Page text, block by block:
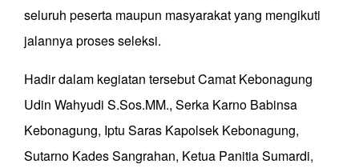
seluruh peserta maupun masyarakat yang mengikuti
jalannya proses seleksi.
Hadir dalam kegiatan tersebut Camat Kebonagung
Udin Wahyudi S.Sos.MM., Serka Karno Babinsa
Kebonagung, Iptu Saras Kapolsek Kebonagung,
Sutarno Kades Sangrahan, Ketua Panitia Sumardi,